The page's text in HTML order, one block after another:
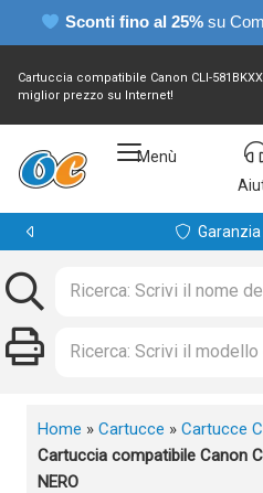
Sconti fino al 25% su
Cartuccia compatibile Canon CLI-
miglior prezzo su Internet!
Menù
Home » Cartucce » Cartucce
Cartuccia compatibile Canon
NERO